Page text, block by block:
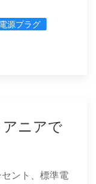
源プラグ
ニアで
ント、標準電